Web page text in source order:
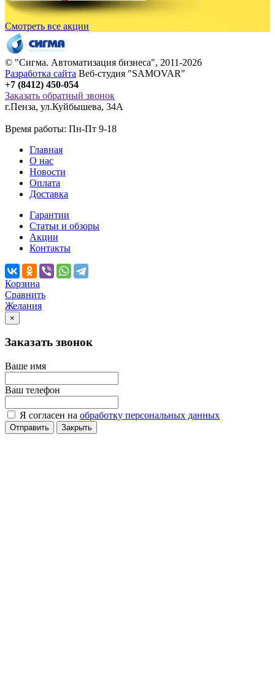
Смотреть все акции
© "Сигма. Автоматизация бизнеса", 2011-2026
Разработка сайта Веб-студия "SAMOVAR"
+7 (8412) 450-054
Заказать обратный звонок
г.Пенза, ул.Куйбышева, 34А
Время работы: Пн-Пт 9-18
Главная
О нас
Новости
Оплата
Доставка
Гарантии
Статьи и обзоры
Акции
Контакты
Корзина
Сравнить
Желания
×
Заказать звонок
Ваше имя
Ваш телефон
Я согласен на обработку персональных данных
Отправить Закрыть